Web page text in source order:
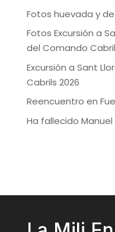
Fotos huevada y
Fotos Excursión a
del Comando
Excursión a Sant
Cabrils 2026
Reencuentro en
Ha fallecido